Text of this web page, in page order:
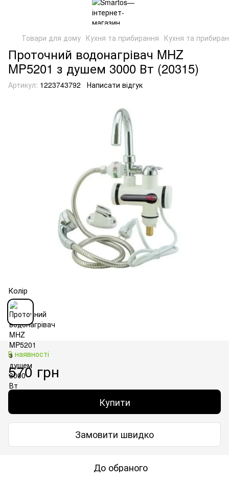
Товари для дому Кухня та прибирання Кухня та
Проточний водонагрівач MHZ
MP5201 з душем 3000 Вт (20315)
Артикул: 1223743792 Написати відгук
Колір
В наявності
570 грн
Купити
Замовити швидко
До обраного